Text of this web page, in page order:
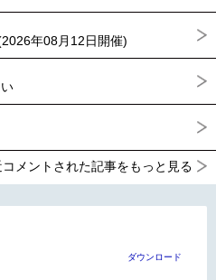
年08月12日開催)
メントされた記事をもっと見る
ダウンロード